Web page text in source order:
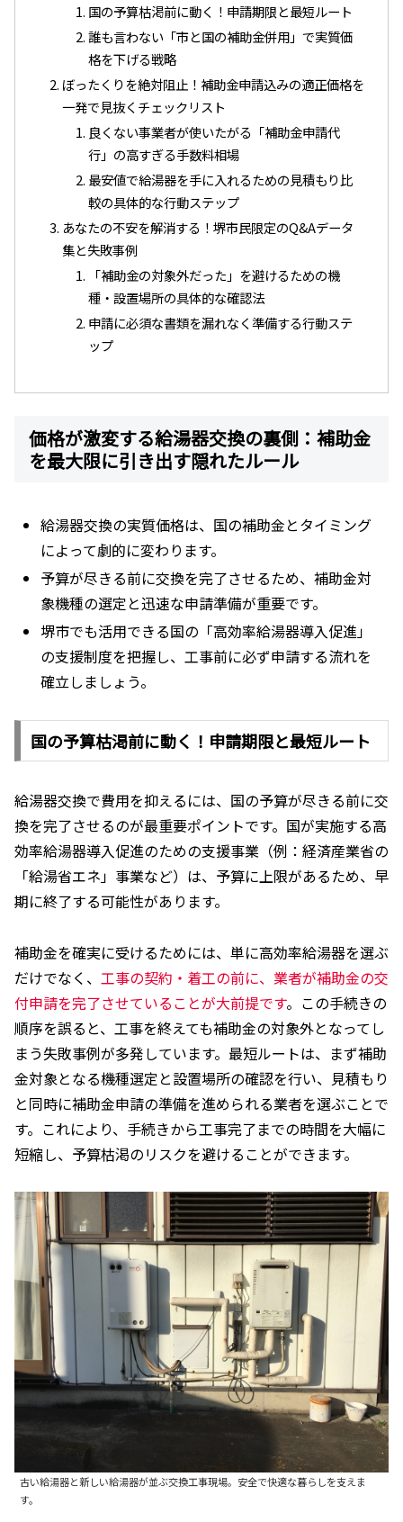
国の予算枯渇前に動く！申請期限と最短ルート
誰も言わない「市と国の補助金併用」で実質価
格を下げる戦略
ぼったくりを絶対阻止！補助金申請込みの適正価格を
一発で見抜くチェックリスト
良くない事業者が使いたがる「補助金申請代
行」の高すぎる手数料相場
最安値で給湯器を手に入れるための見積もり比
較の具体的な行動ステップ
あなたの不安を解消する！堺市民限定のQ&Aデータ
集と失敗事例
「補助金の対象外だった」を避けるための機
種・設置場所の具体的な確認法
申請に必須な書類を漏れなく準備する行動ステ
ップ
価格が激変する給湯器交換の裏側：補助金
を最大限に引き出す隠れたルール
給湯器交換の実質価格は、国の補助金とタイミング
によって劇的に変わります。
予算が尽きる前に交換を完了させるため、補助金対
象機種の選定と迅速な申請準備が重要です。
堺市でも活用できる国の「高効率給湯器導入促進」
の支援制度を把握し、工事前に必ず申請する流れを
確立しましょう。
国の予算枯渇前に動く！申請期限と最短ルート
給湯器交換で費用を抑えるには、国の予算が尽きる前に交
換を完了させるのが最重要ポイントです。国が実施する高
効率給湯器導入促進のための支援事業（例：経済産業省の
「給湯省エネ」事業など）は、予算に上限があるため、早
期に終了する可能性があります。
補助金を確実に受けるためには、単に高効率給湯器を選ぶ
だけでなく、 工事の契約・着工の前に、業者が補助金の交
付申請を完了させていることが大前提です。この手続きの
順序を誤ると、工事を終えても補助金の対象外となってし
まう失敗事例が多発しています。最短ルートは、まず補助
金対象となる機種選定と設置場所の確認を行い、見積もり
と同時に補助金申請の準備を進められる業者を選ぶことで
す。これにより、手続きから工事完了までの時間を大幅に
短縮し、予算枯渇のリスクを避けることができます。
古い給湯器と新しい給湯器が並ぶ交換工事現場。安全で快適な暮らしを支えま
す。